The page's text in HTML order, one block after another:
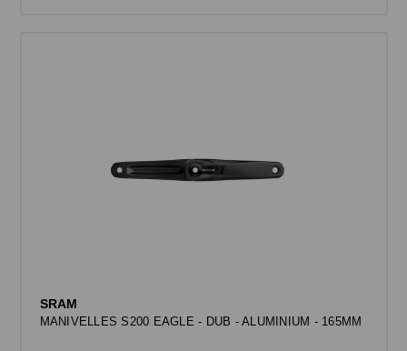
SRAM
MANIVELLES S200 EAGLE - DUB - ALUMINIUM - 165MM